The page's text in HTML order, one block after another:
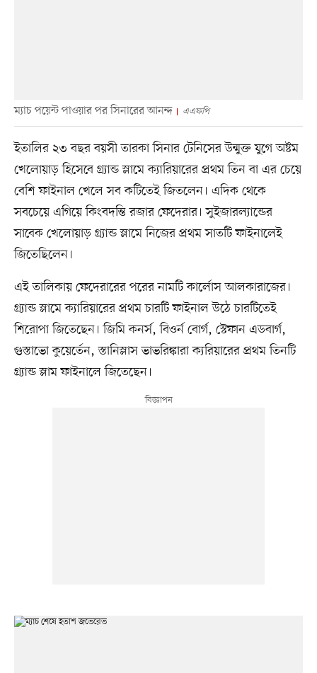
ম্যাচ পয়েন্ট পাওয়ার পর সিনারের আনন্দ এএফপি
ইতালির ২৩ বছর বয়সী তারকা সিনার টেনিসের উন্মুক্ত যুগে অষ্টম
খেলোয়াড় হিসেবে গ্র্যান্ড স্লামে ক্যারিয়ারের প্রথম তিন বা এর চেয়ে
বেশি ফাইনাল খেলে সব কটিতেই জিতলেন। এদিক থেকে
সবচেয়ে এগিয়ে কিংবদন্তি রজার ফেদেরার। সুইজারল্যান্ডের
সাবেক খেলোয়াড় গ্র্যান্ড স্লামে নিজের প্রথম সাতটি ফাইনালেই
জিতেছিলেন।
এই তালিকায় ফেদেরারের পরের নামটি কার্লোস আলকারাজের।
গ্র্যান্ড স্লামে ক্যারিয়ারের প্রথম চারটি ফাইনাল উঠে চারটিতেই
শিরোপা জিতেছেন। জিমি কনর্স, বিওর্ন বোর্গ, স্টেফান এডবার্গ,
গুস্তাভো কুয়ের্তেন, স্তানিস্লাস ভাভরিঙ্কারা ক্যরিয়ারের প্রথম তিনটি
গ্র্যান্ড স্লাম ফাইনালে জিতেছেন।